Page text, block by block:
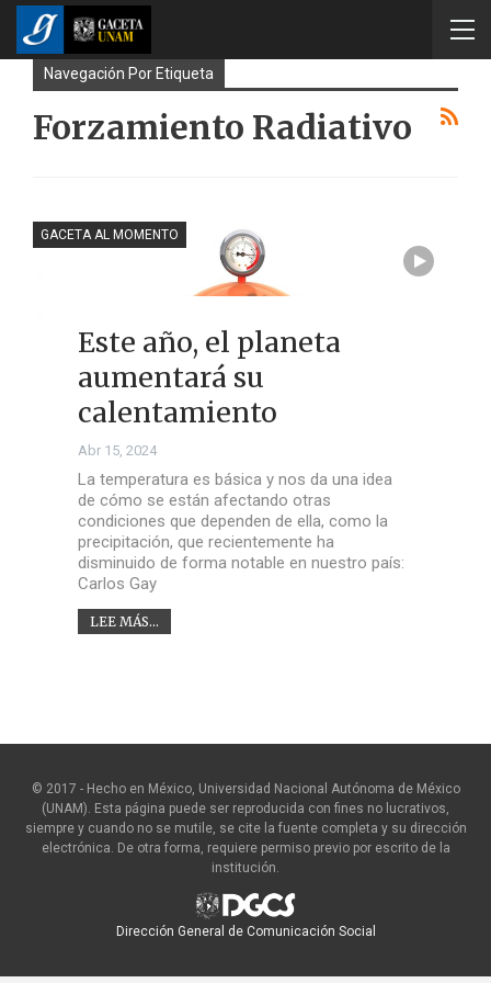
Navegación Por Etiqueta
Forzamiento Radiativo
GACETA AL MOMENTO
Este año, el planeta
aumentará su
calentamiento
Abr 15, 2024
La temperatura es básica y nos da una idea
de cómo se están afectando otras
condiciones que dependen de ella, como la
precipitación, que recientemente ha
disminuido de forma notable en nuestro país:
Carlos Gay
LEE MÁS...
© 2017 - Hecho en México, Universidad Nacional Autónoma de México
(UNAM). Esta página puede ser reproducida con fines no lucrativos,
siempre y cuando no se mutile, se cite la fuente completa y su dirección
electrónica. De otra forma, requiere permiso previo por escrito de la
institución.
Dirección General de Comunicación Social